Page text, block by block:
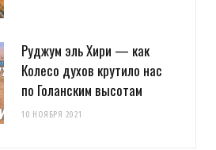
Руджум эль Хири — как
Колесо духов крутило нас
по Голанским высотам
10 НОЯБРЯ 2021